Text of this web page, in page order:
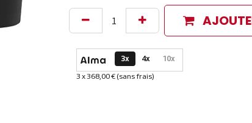
Options de paiement disponibles
3x 4x 10x
Informations sur le plan de paiement
3 x 368,00 € (sans frais)